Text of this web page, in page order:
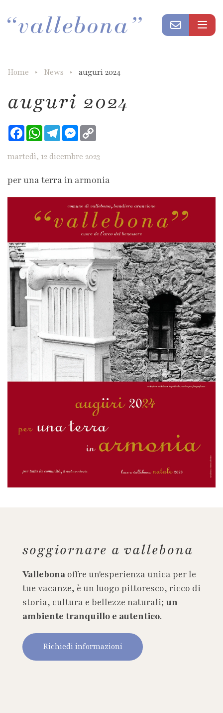
Home News auguri 2024
auguri 2024
FacebookWhatsApp
TelegramMessenger
martedì, 12 dicembre 2023
per una terra in armonia
soggiornare a vallebona
Vallebona offre un'esperienza unica per le
tue vacanze, è un luogo pittoresco, ricco di
storia, cultura e bellezze naturali; un
ambiente tranquillo e autentico.
Richiedi informazioni